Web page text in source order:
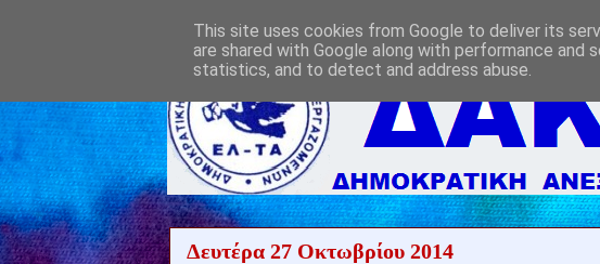
Δευτέρα 27 Οκτωβρίου 2014
This site uses cookies from Google to deliver its
are shared with Google along with performance
statistics, and to detect and address abuse.